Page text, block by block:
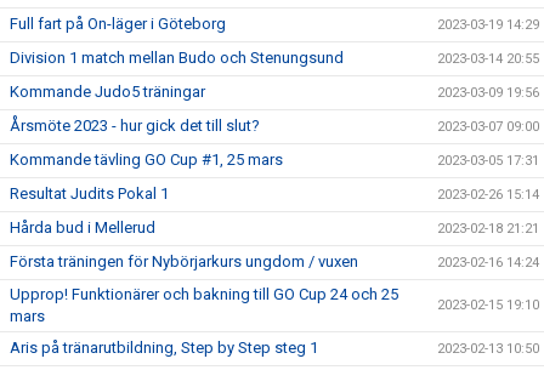
Full fart på On-läger i Göteborg 2023-03-19 14:29
Division 1 match mellan Budo och Stenungsund 2023-03-14 20:55
Kommande Judo5 träningar 2023-03-09 19:56
Årsmöte 2023 - hur gick det till slut? 2023-03-07 09:00
Kommande tävling GO Cup #1, 25 mars 2023-03-05 17:31
Resultat Judits Pokal 1 2023-02-26 15:14
Hårda bud i Mellerud 2023-02-18 21:21
Första träningen för Nybörjarkurs ungdom / vuxen 2023-02-16 14:24
Upprop! Funktionärer och bakning till GO Cup 24 och 25
mars
2023-02-15 19:10
Aris på tränarutbildning, Step by Step steg 1 2023-02-13 10:50